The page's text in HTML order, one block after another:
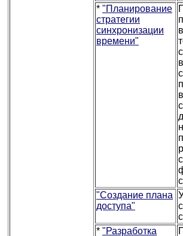
* "Планирование
стратегии
синхронизации
времени"
"Создание плана
доступа"
* "Разработка